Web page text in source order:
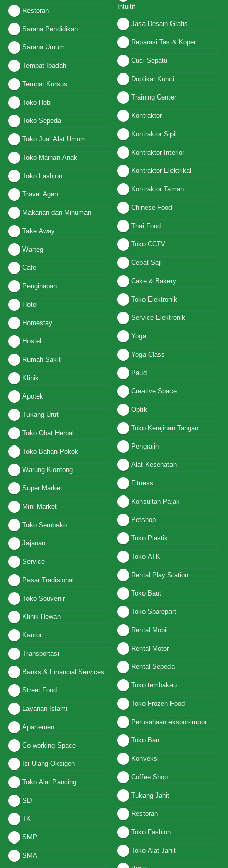
Restoran
Sarana Pendidikan
Sarana Umum
Tempat Ibadah
Tempat Kursus
Toko Hobi
Toko Sepeda
Toko Jual Alat Umum
Toko Mainan Anak
Toko Fashion
Travel Agen
Makanan dan Minuman
Take Away
Warteg
Cafe
Penginapan
Hotel
Homestay
Hostel
Rumah Sakit
Klinik
Apotek
Tukang Urut
Toko Obat Herbal
Toko Bahan Pokok
Warung Klontong
Super Market
Mini Market
Toko Sembako
Jajanan
Service
Pasar Tradisional
Toko Souvenir
Klinik Hewan
Kantor
Transportasi
Banks & Financial Services
Street Food
Layanan Islami
Apartemen
Co-working Space
Isi Ulang Oksigen
Toko Alat Pancing
SD
TK
SMP
SMA
Intuitif
Jasa Desain Grafis
Reparasi Tas & Koper
Cuci Sepatu
Duplikat Kunci
Training Center
Kontraktor
Kontraktor Sipil
Kontraktor Interior
Kontraktor Elektrikal
Kontraktor Taman
Chinese Food
Thai Food
Toko CCTV
Cepat Saji
Cake & Bakery
Toko Elektronik
Service Elektronik
Yoga
Yoga Class
Paud
Creative Space
Optik
Toko Kerajinan Tangan
Pengrajin
Alat Kesehatan
Fitness
Konsultan Pajak
Petshop
Toko Plastik
Toko ATK
Rental Play Station
Toko Baut
Toko Sparepart
Rental Mobil
Rental Motor
Rental Sepeda
Toko tembakau
Toko Frozen Food
Perusahaan ekspor-impor
Toko Ban
Konveksi
Coffee Shop
Tukang Jahit
Restoran
Toko Fashion
Toko Alat Jahit